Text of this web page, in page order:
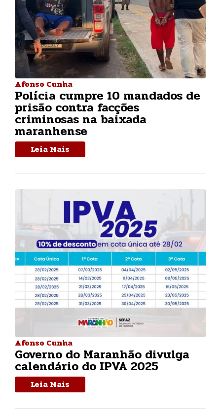
Afonso Cunha
Polícia cumpre 10 mandados de
prisão contra facções
criminosas na baixada
maranhense
Leia Mais
Afonso Cunha
Governo do Maranhão divulga
calendário do IPVA 2025
Leia Mais